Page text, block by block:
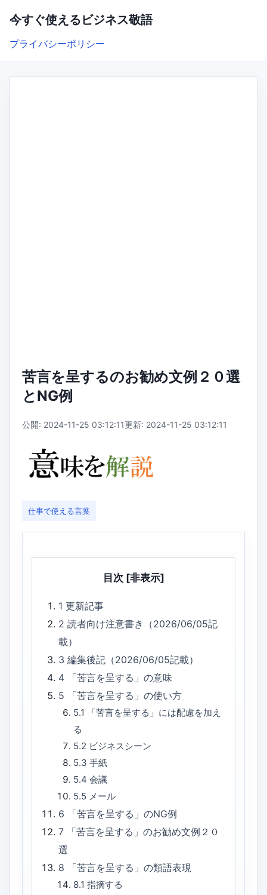
今すぐ使えるビジネス敬語
プライバシーポリシー
苦言を呈するのお勧め文例２０選
とNG例
公開: 2024-11-25 03:12:11更新: 2024-11-25 03:12:11
仕事で使える言葉
目次 [非表示]
1更新記事
2読者向け注意書き（2026/06/05記
載）
3編集後記（2026/06/05記載）
4
「苦言を呈する」の意味
5
「苦言を呈する」の使い方
5.1
「苦言を呈する」には配慮を加え
る
5.2 ビジネスシーン
5.3 手紙
5.4 会議
5.5 メール
6
「苦言を呈する」のNG例
7
「苦言を呈する」のお勧め文例２０
選
8
「苦言を呈する」の類語表現
8.1 指摘する